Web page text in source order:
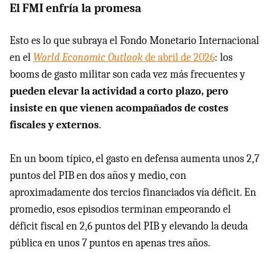
El FMI enfría la promesa
Esto es lo que subraya el Fondo Monetario Internacional
en el World Economic Outlookde abril de 2026: los
booms de gasto militar son cada vez más frecuentes y
pueden elevar la actividad a corto plazo, pero
insiste en que vienen acompañados de costes
fiscales y externos.
En un boom típico, el gasto en defensa aumenta unos 2,7
puntos del PIB en dos años y medio, con
aproximadamente dos tercios financiados vía déficit. En
promedio, esos episodios terminan empeorando el
déficit fiscal en 2,6 puntos del PIB y elevando la deuda
pública en unos 7 puntos en apenas tres años.